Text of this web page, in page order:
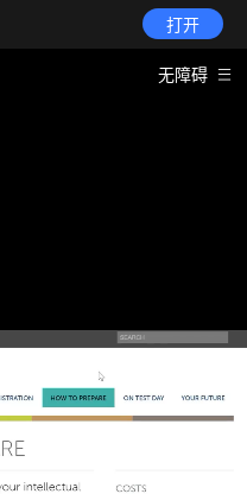
打开
无障碍